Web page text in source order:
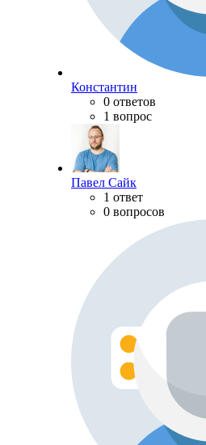
Константин
0 ответов
1 вопрос
Павел Сайк
1 ответ
0 вопросов